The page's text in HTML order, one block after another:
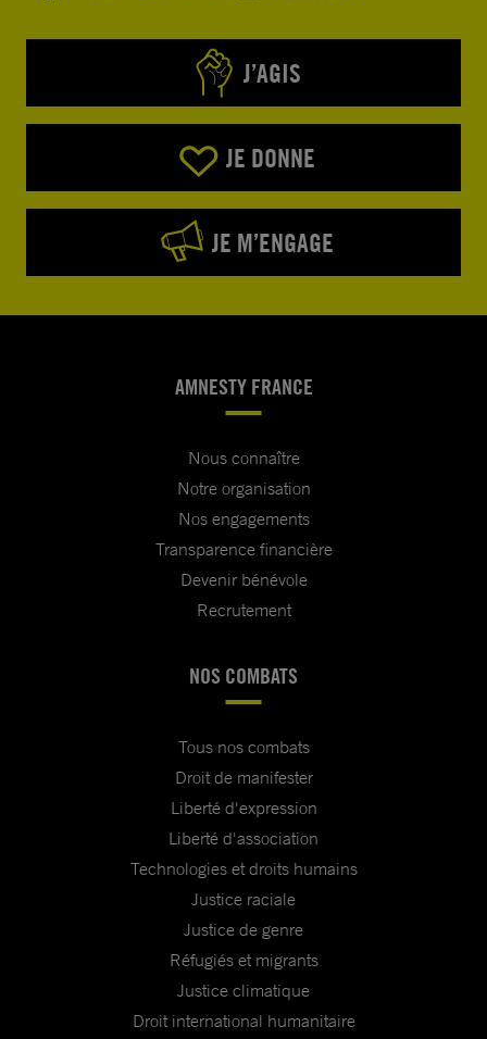
J’AGIS
JE DONNE
JE M’ENGAGE
AMNESTY FRANCE
Nous connaître
Notre organisation
Nos engagements
Transparence financière
Devenir bénévole
Recrutement
NOS COMBATS
Tous nos combats
Droit de manifester
Liberté d'expression
Liberté d'association
Technologies et droits humains
Justice raciale
Justice de genre
Réfugiés et migrants
Justice climatique
Droit international humanitaire